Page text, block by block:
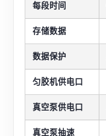
每段时间
存储数据
数据保护
匀胶机供电口
真空泵供电口
真空泵抽速